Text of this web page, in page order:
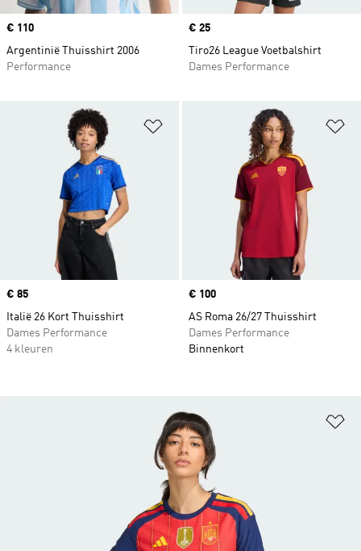
Price
€ 110
Argentinië Thuisshirt 2006
Performance
Price
€ 25
Tiro26 League Voetbalshirt
Dames Performance
Op verlanglijst zetten
Price
€ 85
Italië 26 Kort Thuisshirt
Dames Performance
4 kleuren
Price
€ 100
AS Roma 26/27 Thuisshirt
Dames Performance
Binnenkort